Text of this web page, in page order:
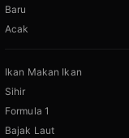
Baru
Acak
Ikan Makan Ikan
Sihir
Formula 1
Bajak Laut